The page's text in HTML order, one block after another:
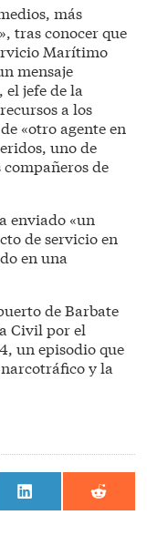
más
tras conocer que
Marítimo
mensaje
jefe de la
a los
«otro agente en
uno de
de
enviado «un
de servicio en
en una
de Barbate
Civil por el
un episodio que
y la
Compartir
en
Compartir
en